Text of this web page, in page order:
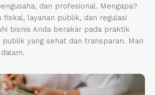
dan profesional. Mengapa?
fiskal, layanan publik, dan regulasi
bisnis Anda berakar pada praktik
yang sehat dan transparan. Mari